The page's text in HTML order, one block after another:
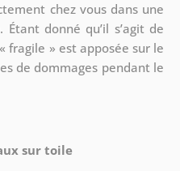
chez vous dans une
. Étant donné qu’il s’agit de
fragile » est apposée sur le
de dommages pendant le
sur toile